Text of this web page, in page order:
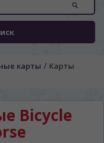
карты / Карты
Bicycle